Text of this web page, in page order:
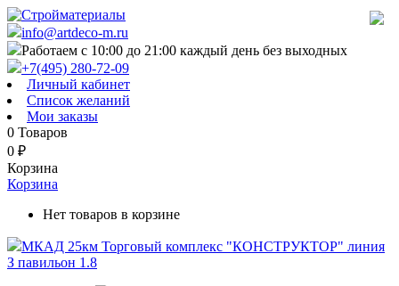
info@artdeco-m.ru
Работаем с 10:00 до 21:00 каждый день без выходных
+7(495) 280-72-09
Личный кабинет
Список желаний
Мои заказы
0 Товаров
0 ₽
Корзина
Корзина
Нет товаров в корзине
МКАД 25км Торговый комплекс "КОНСТРУКТОР" линия
З павильон 1.8